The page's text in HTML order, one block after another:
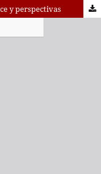
y perspectivas